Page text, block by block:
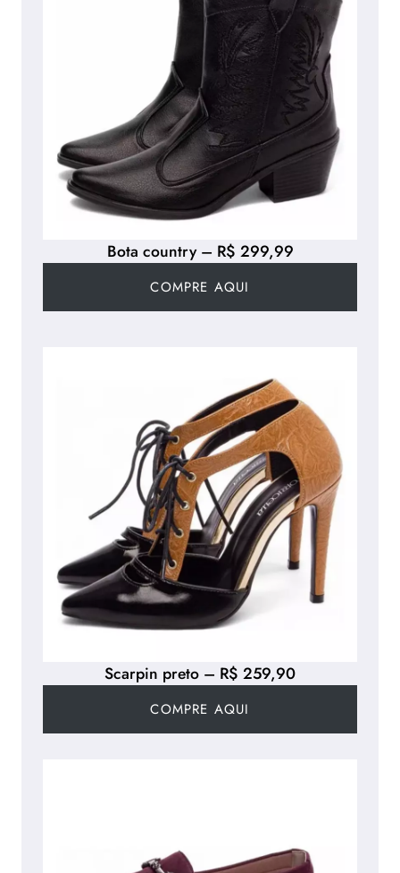
Scarpin preto – R$ 259,90
COMPRE AQUI
Bota country – R$ 299,99
COMPRE AQUI